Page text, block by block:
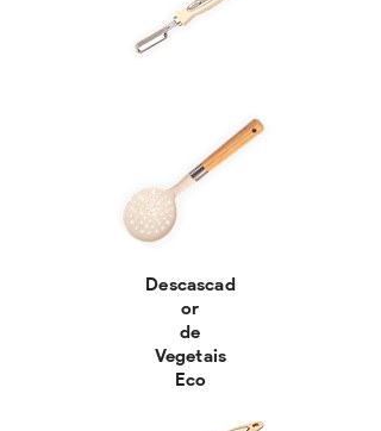
Descascad
or
de
Vegetais
Eco